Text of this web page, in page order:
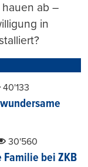
ab –
in
40'133
30'560
Familie bei ZKB